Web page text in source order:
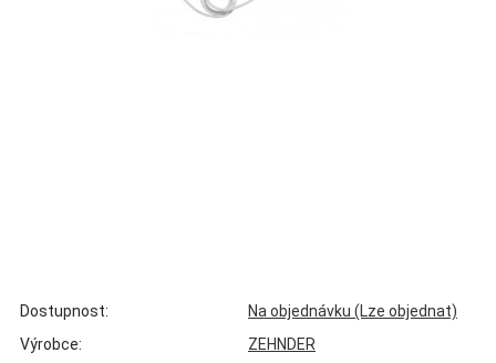
Dostupnost:
Na objednávku (Lze objednat)
Výrobce:
ZEHNDER